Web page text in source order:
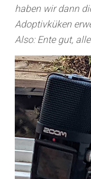
haben wir dann
Adoptivküken
Also: Ente gut,